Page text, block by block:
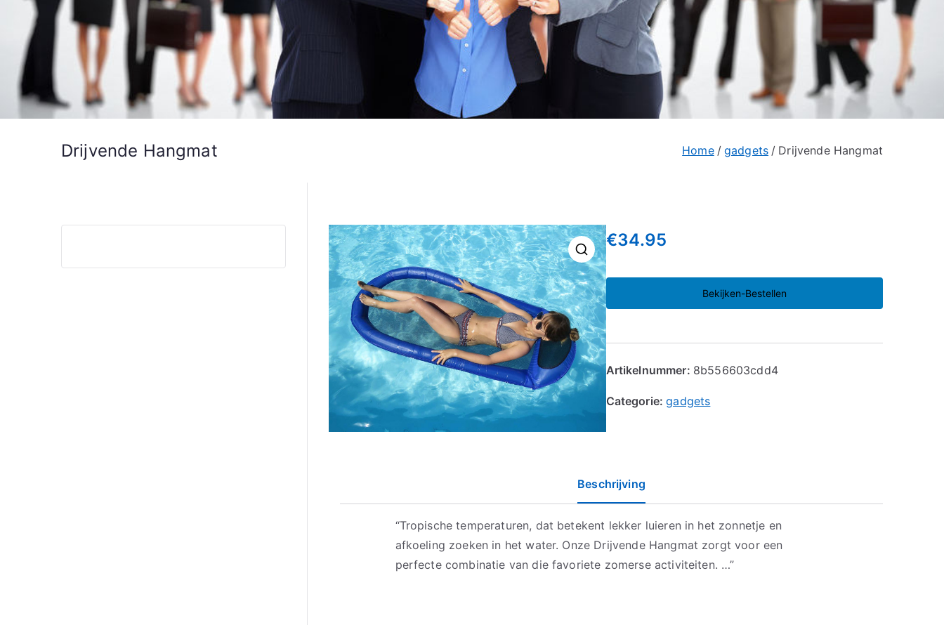
Drijvende Hangmat Home gadgets Drijvende Hangmat
🔍
€34.95
Bekijken-Bestellen
Artikelnummer: 8b556603cdd4
Categorie:gadgets
Beschrijving
“Tropische temperaturen, dat betekent lekker luieren in het zonnetje en
afkoeling zoeken in het water. Onze Drijvende Hangmat zorgt voor een
perfecte combinatie van die favoriete zomerse activiteiten. …”